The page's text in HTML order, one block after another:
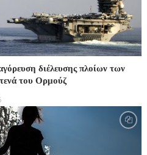
διέλευσης πλοίων των
του Ορμούζ